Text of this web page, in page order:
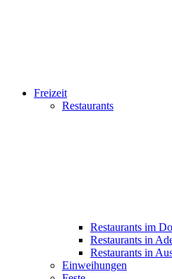
Freizeit
Restaurants
Restaurants im
Restaurants in
Restaurants in
Einweihungen